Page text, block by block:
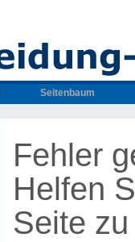
Seitenbaum
Fehler
Helfen
Seite